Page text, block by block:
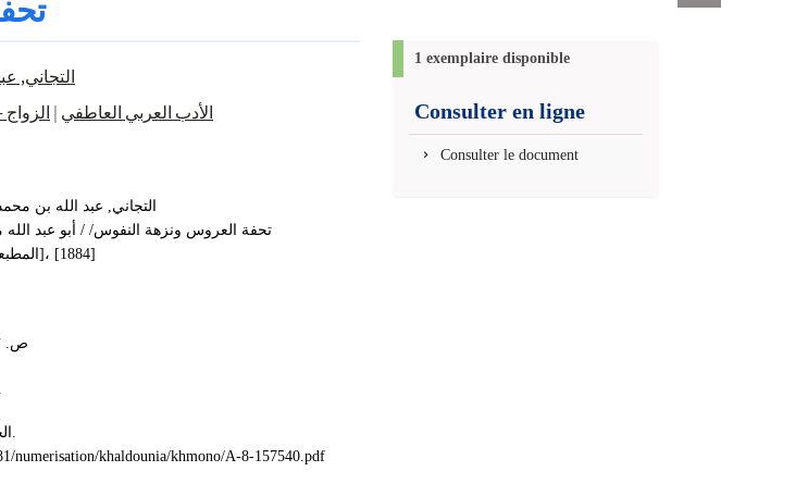
التجاني, عبد
الأدب العربي العاطفي |
التجاني, عبد الله بن محمد بن
تحفة العروس ونزهة النفوس/ / أبو عبد الله
[القاهرة] : [المطبعة العامرية]، [1884]
204 ص. ؛ 24 سم 204
الأدب العربي العاطفي.
الجنس في الأدب العربي.
numerisation/khaldounia/khmono/A-8-157540.pdf
1 exemplaire disponible
Consulter en ligne
Consulter le document